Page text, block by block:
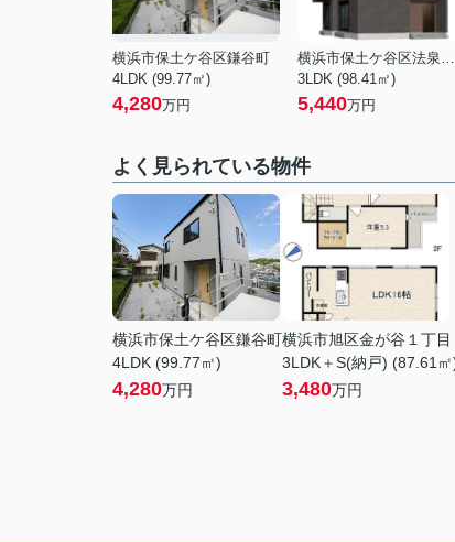
横浜市保土ケ谷区鎌谷町
4LDK (99.77㎡)
4,280万円
横浜市保土ケ谷区法泉２丁目
3LDK (98.41㎡)
5,440万円
よく見られている物件
横浜市保土ケ谷区鎌谷町
4LDK (99.77㎡)
4,280万円
横浜市旭区金が谷１丁目
3LDK＋S(納戸) (87.61㎡
3,480万円